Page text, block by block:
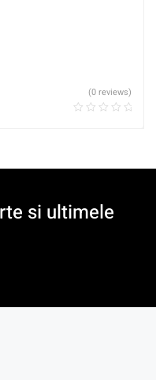
(0 reviews)
si ultimele